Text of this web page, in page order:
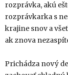
rozprávka, akú
rozprávkarka s
krajine snov a
ak znova
Prichádza nový